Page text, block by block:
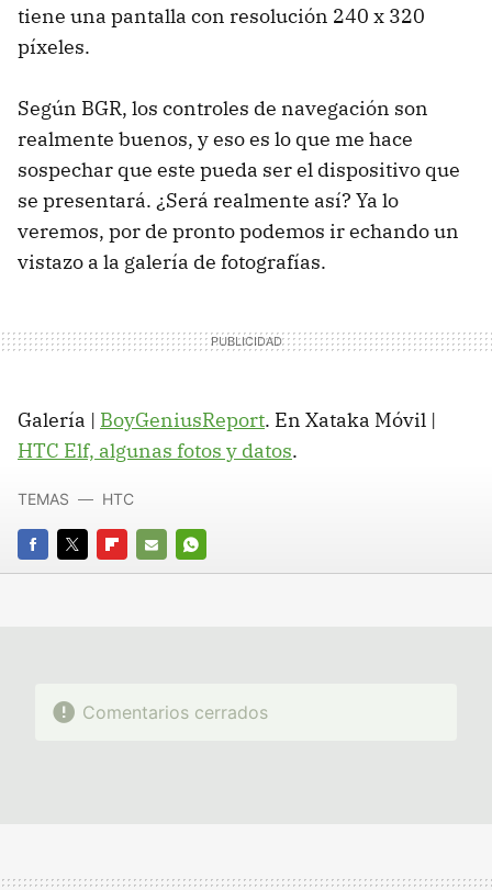
tiene una pantalla con resolución 240 x 320
píxeles.
Según BGR, los controles de navegación son
realmente buenos, y eso es lo que me hace
sospechar que este pueda ser el dispositivo que
se presentará. ¿Será realmente así? Ya lo
veremos, por de pronto podemos ir echando un
vistazo a la galería de fotografías.
Galería | BoyGeniusReport. En Xataka Móvil |
HTC Elf, algunas fotos y datos.
FACEBOOK
TWITTERFLIPBOARD
E-
WHATSAPP
TEMAS HTC
Comentarios cerrados